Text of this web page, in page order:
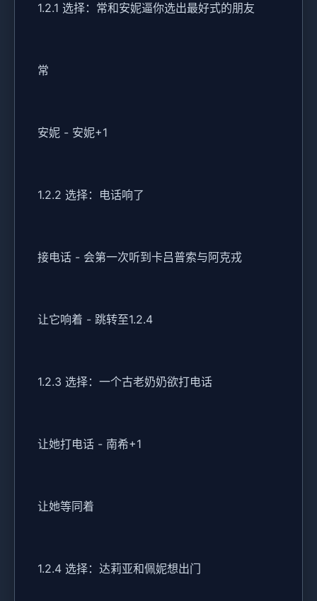
1.2.1 选择：常和安妮逼你选出最好式的朋友
常
安妮 - 安妮+1
1.2.2 选择：电话响了
接电话 - 会第一次听到卡吕普索与阿克戎
让它响着 - 跳转至1.2.4
1.2.3 选择：一个古老奶奶欲打电话
让她打电话 - 南希+1
让她等同着
1.2.4 选择：达莉亚和佩妮想出门